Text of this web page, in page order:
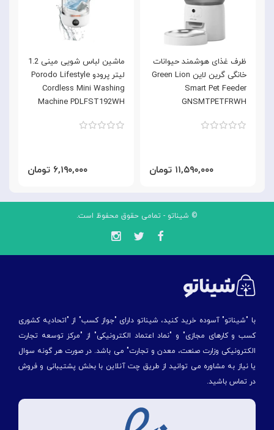
ماشین لباس شویی مینی 1.2
لیتر پرودو Porodo Lifestyle
Cordless Mini Washing
Machine PDLFST192WH
۶,۱۹۰,۰۰۰ تومان
ظرف غذای هوشمند حیوانات
خانگی گرین لاین Green Lion
Smart Pet Feeder
GNSMTPETFRWH
۱۱,۵۹۰,۰۰۰ تومان
© شیناتو - تمامی حقوق محفوظ است.
با "شیناتو" آسوده خرید کنید، شیناتو دارای "جواز کسب" از "اتحادیه کشوری
کسب و کارهای مجازی" و "نماد اعتماد الکترونیکی" از "مركز توسعه تجارت
الكترونیكی وزارت صنعت، معدن و تجارت" می باشد. در صورت هر گونه سوال
یا نیاز به مشاوره می توانید از طریق چت آنلاین با بخش پشتیبانی و فروش
در تماس باشید.